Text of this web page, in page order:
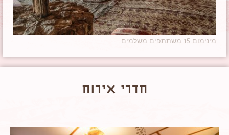
מינימום 15 משתתפים משלמים
חדרי אירוח